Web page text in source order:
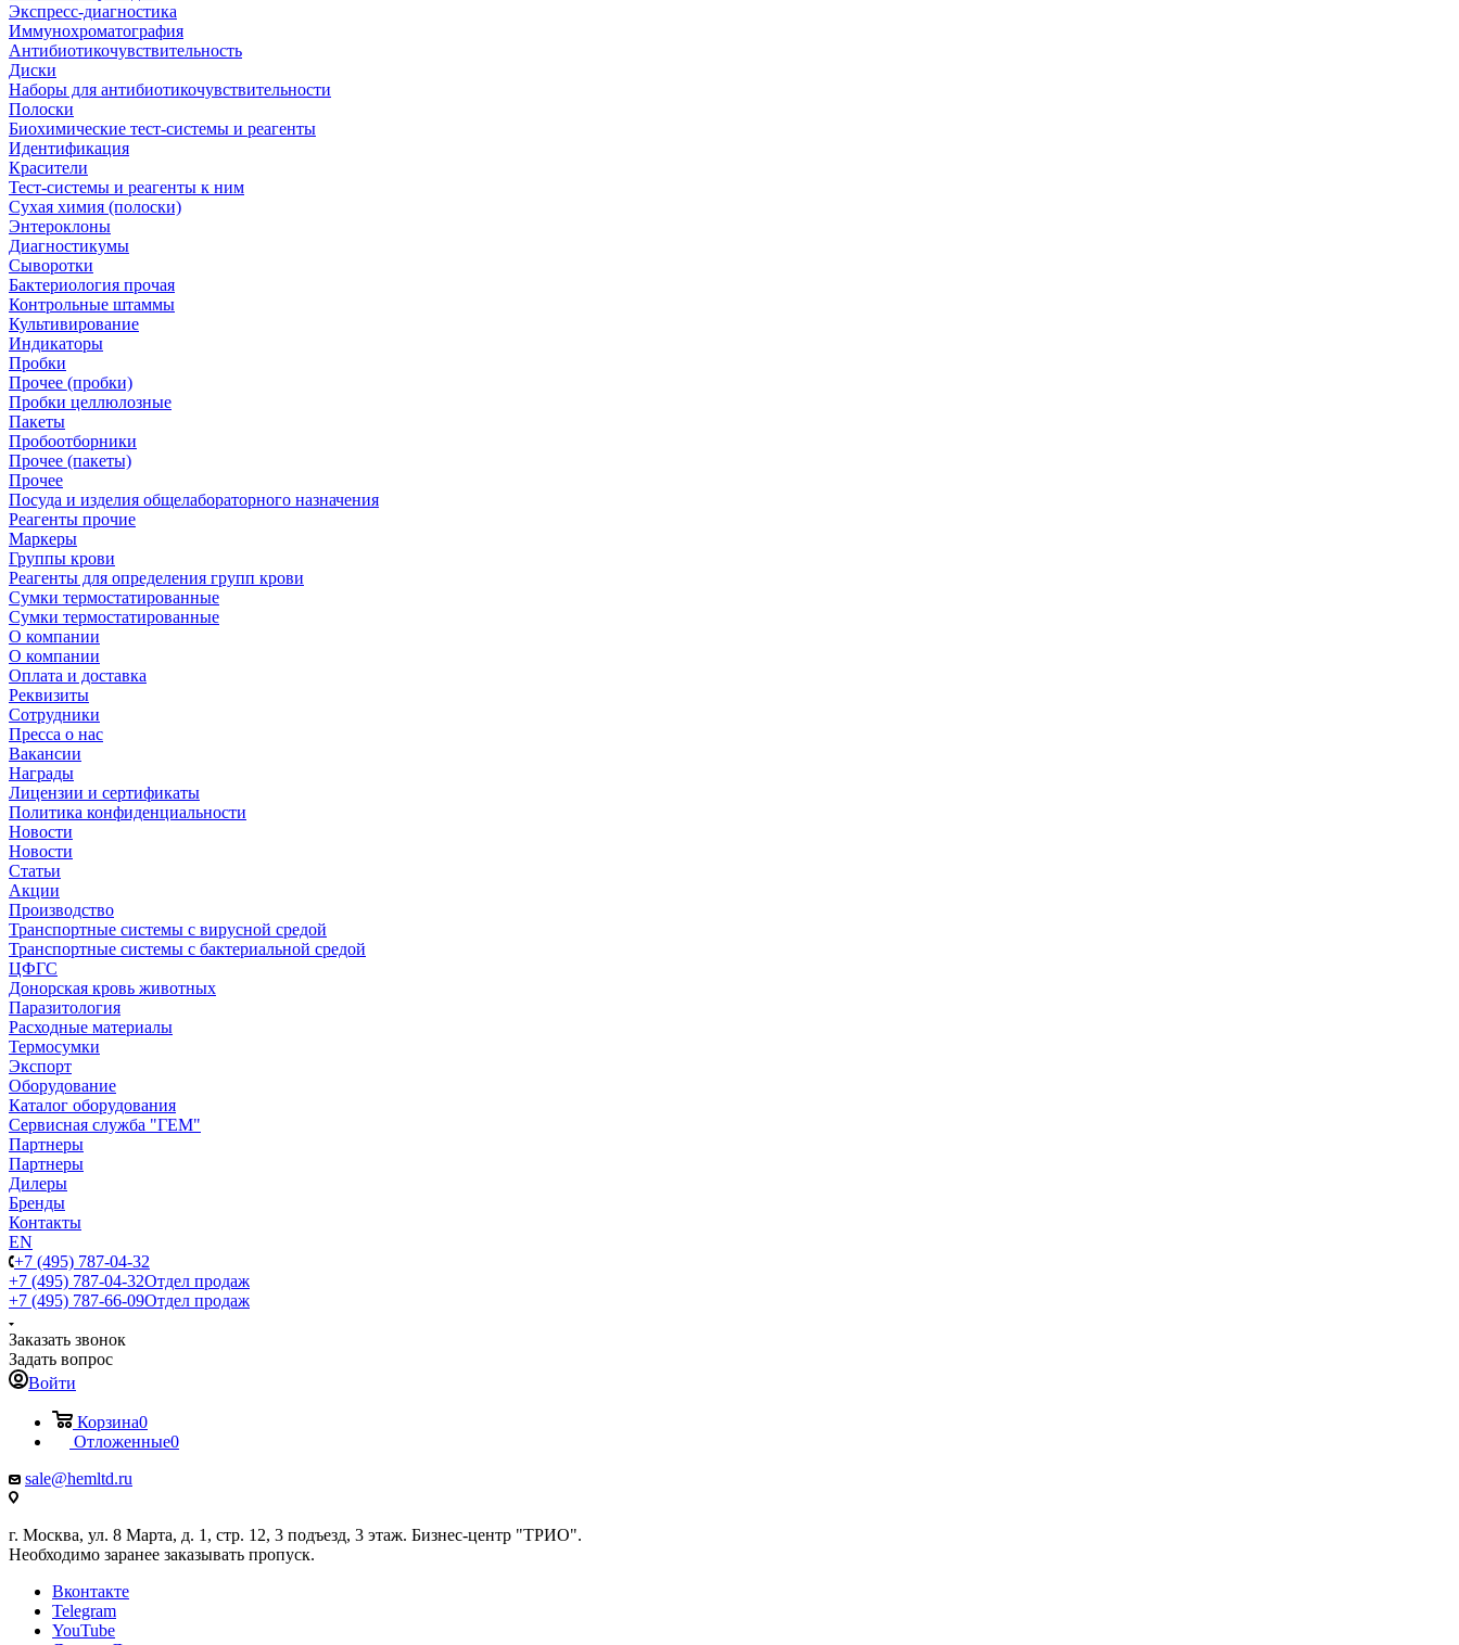
Экспресс-диагностика
Иммунохроматография
Антибиотикочувствительность
Диски
Наборы для антибиотикочувствительности
Полоски
Биохимические тест-системы и реагенты
Идентификация
Красители
Тест-системы и реагенты к ним
Сухая химия (полоски)
Энтероклоны
Диагностикумы
Сыворотки
Бактериология прочая
Контрольные штаммы
Культивирование
Индикаторы
Пробки
Прочее (пробки)
Пробки целлюлозные
Пакеты
Пробоотборники
Прочее (пакеты)
Прочее
Посуда и изделия общелабораторного назначения
Реагенты прочие
Маркеры
Группы крови
Реагенты для определения групп крови
Сумки термостатированные
Сумки термостатированные
О компании
О компании
Оплата и доставка
Реквизиты
Сотрудники
Пресса о нас
Вакансии
Награды
Лицензии и сертификаты
Политика конфиденциальности
Новости
Новости
Статьи
Акции
Производство
Транспортные системы с вирусной средой
Транспортные системы с бактериальной средой
ЦФГС
Донорская кровь животных
Паразитология
Расходные материалы
Термосумки
Экспорт
Оборудование
Каталог оборудования
Сервисная служба "ГЕМ"
Партнеры
Партнеры
Дилеры
Бренды
Контакты
EN
+7 (495) 787-04-32
+7 (495) 787-04-32Отдел продаж
+7 (495) 787-66-09Отдел продаж
Заказать звонок
Задать вопрос
Войти
Корзина0
Отложенные0
sale@hemltd.ru
г. Москва, ул. 8 Марта, д. 1, стр. 12, 3 подъезд, 3 этаж. Бизнес-центр "ТРИО".
Необходимо заранее заказывать пропуск.
Вконтакте
Telegram
YouTube